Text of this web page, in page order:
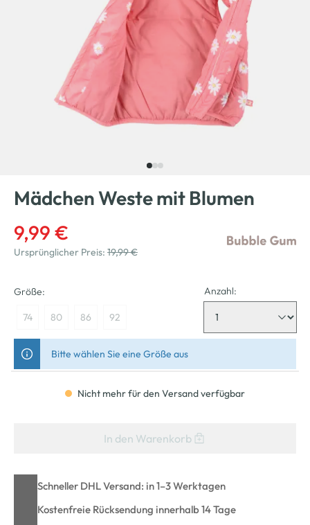
Mädchen Weste mit Blumen
9,99 €
Ursprünglicher Preis: 19,99 €
Größe:
74 80 86 92
Anzahl:
Bitte wählen Sie eine Größe aus
Nicht mehr für den Versand verfügbar
In den Warenkorb
Schneller DHL Versand: in 1–3 Werktagen
Kostenfreie Rücksendung innerhalb 14 Tage